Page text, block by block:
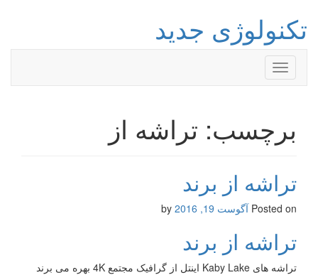
تکنولوژی جدید
Toggle
navigation
برچسب: تراشه از
تراشه از برند
Posted on آگوست 19, 2016
تراشه از برند
تراشه های Kaby Lake اینتل از گرافیک مجتمع 4K بهره می برند